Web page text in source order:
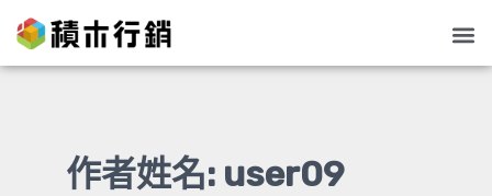
至
主
作者姓名: user09
文
章
分